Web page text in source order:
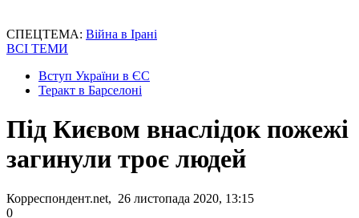
СПЕЦТЕМА: Війна в Ірані
ВСІ ТЕМИ
Вступ України в ЄС
Теракт в Барселоні
Під Києвом внаслідок пожежі
загинули троє людей
Корреспондент.net, 26 листопада 2020, 13:15
0